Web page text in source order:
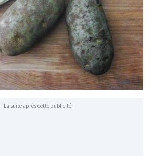
La suite après cette publicité